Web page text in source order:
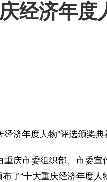
经济年度
经济年度人物”评选颁奖
重庆市委组织部、市委
了“十大重庆经济年度